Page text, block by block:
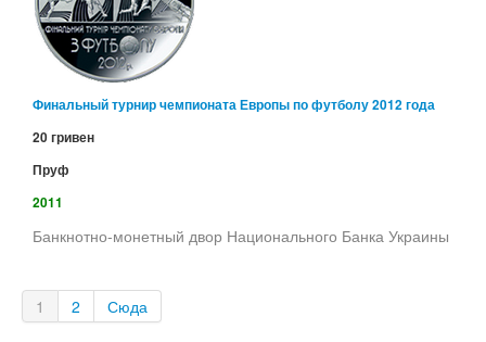
Финальный турнир чемпионата Европы по футболу 2012 года
20 гривен
Пруф
2011
Банкнотно-монетный двор Национального Банка Украины
1 2 Сюда